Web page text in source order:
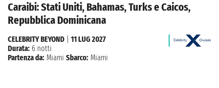
Caraibi: Stati Uniti, Bahamas, Turks e Caicos,
Repubblica Dominicana
CELEBRITY BEYOND
11 LUG 2027
Durata: 6 notti
Partenza da: Miami Sbarco: Miami